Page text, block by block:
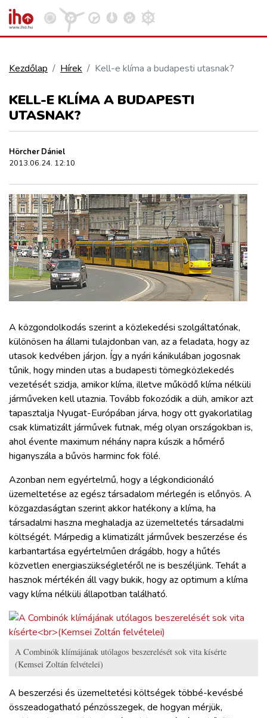
REPÜLÉS
KÖZLEKEDÉSFEJLESZTÉS
ELLÁTÁSI LÁNC
ZÖLDÚT
HAJÓZÁS
BLOG
ARCHÍVUM
WEBSHOP
BELÉPÉS
REGISZTRÁCIÓ
Kezdőlap Hírek Kell-e klíma a budapesti utasnak?
KELL-E KLÍMA A BUDAPESTI
UTASNAK?
Hörcher Dániel
2013.06.24. 12:10
A közgondolkodás szerint a közlekedési szolgáltatónak,
különösen ha állami tulajdonban van, az a feladata, hogy az
utasok kedvében járjon. Így a nyári kánikulában jogosnak
tűnik, hogy minden utas a budapesti tömegközlekedés
vezetését szidja, amikor klíma, illetve működő klíma nélküli
járműveken kell utaznia. Tovább fokozódik a düh, amikor azt
tapasztalja Nyugat-Európában járva, hogy ott gyakorlatilag
csak klimatizált járművek futnak, még olyan országokban is,
ahol évente maximum néhány napra kúszik a hőmérő
higanyszála a bűvös harminc fok fölé.
Azonban nem egyértelmű, hogy a légkondicionáló
üzemeltetése az egész társadalom mérlegén is előnyös. A
közgazdaságtan szerint akkor hatékony a klíma, ha
társadalmi haszna meghaladja az üzemeltetés társadalmi
költségét. Márpedig a klimatizált járművek beszerzése és
karbantartása egyértelműen drágább, hogy a hűtés
közvetlen energiaszükségletéről ne is beszéljünk. Tehát a
hasznok mértékén áll vagy bukik, hogy az optimum a klíma
vagy klíma nélküli állapotban található.
A Combinók klímájának utólagos beszerelését sok vita kísérte
(Kemsei Zoltán felvételei)
A beszerzési és üzemeltetési költségek többé-kevésbé
összeadogatható pénzösszegek, de hogyan mérjük,